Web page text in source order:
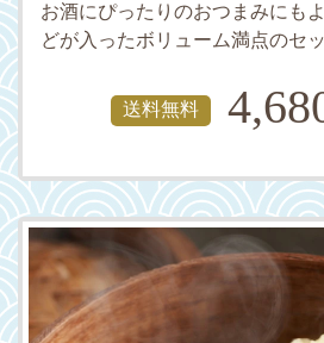
お酒にぴったりのおつまみにも
どが入ったボリューム満点のセッ
送料無料